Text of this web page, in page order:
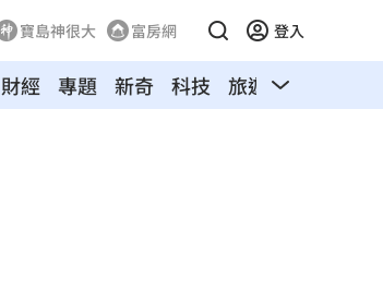
寶島神很大 富房網 登入
財經 專題 新奇 科技 旅遊 汽車